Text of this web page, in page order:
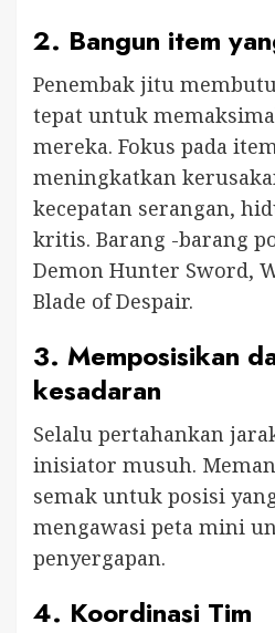
2. Bangun item
Penembak jitu
tepat untuk
mereka. Fokus pada
meningkatkan
kecepatan serangan,
kritis. Barang -barang
Demon Hunter Sword,
Blade of Despair.
3. Memposisikan
kesadaran
Selalu pertahankan
inisiator musuh.
semak untuk posisi
mengawasi peta mini
penyergapan.
4. Koordinasi Tim